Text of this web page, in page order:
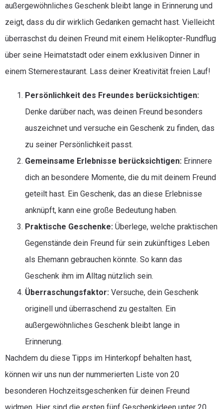
außergewöhnliches Geschenk bleibt lange in Erinnerung und
zeigt, dass du dir wirklich Gedanken gemacht hast. Vielleicht
überraschst du deinen Freund mit einem Helikopter-Rundflug
über seine Heimatstadt oder einem exklusiven Dinner in
einem Sternerestaurant. Lass deiner Kreativität freien Lauf!
Persönlichkeit des Freundes berücksichtigen:
Denke darüber nach, was deinen Freund besonders
auszeichnet und versuche ein Geschenk zu finden, das
zu seiner Persönlichkeit passt.
Gemeinsame Erlebnisse berücksichtigen: Erinnere
dich an besondere Momente, die du mit deinem Freund
geteilt hast. Ein Geschenk, das an diese Erlebnisse
anknüpft, kann eine große Bedeutung haben.
Praktische Geschenke: Überlege, welche praktischen
Gegenstände dein Freund für sein zukünftiges Leben
als Ehemann gebrauchen könnte. So kann das
Geschenk ihm im Alltag nützlich sein.
Überraschungsfaktor: Versuche, dein Geschenk
originell und überraschend zu gestalten. Ein
außergewöhnliches Geschenk bleibt lange in
Erinnerung.
Nachdem du diese Tipps im Hinterkopf behalten hast,
können wir uns nun der nummerierten Liste von 20
besonderen Hochzeitsgeschenken für deinen Freund